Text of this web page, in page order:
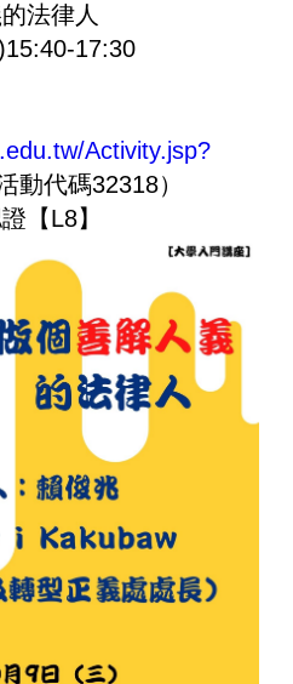
法律人
17:30
Activity.jsp?
動代碼32318）
【L8】